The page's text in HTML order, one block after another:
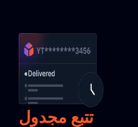
تتبع مجدول